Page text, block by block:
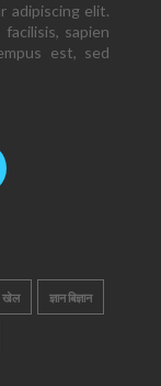
adipiscing elit.
sapien
est, sed
खेल ज्ञान बिज्ञान